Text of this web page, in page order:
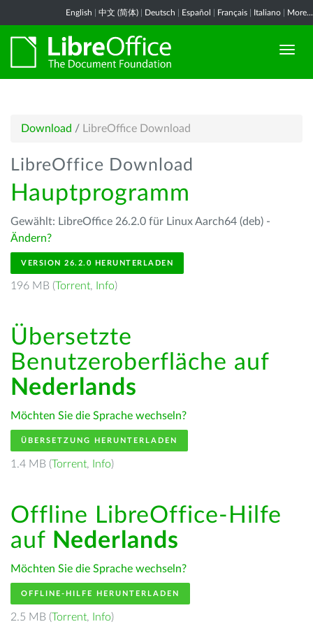
English 中文 (简体) Deutsch Español Français Italiano More...
Download / LibreOffice Download
LibreOffice Download
Hauptprogramm
Gewählt: LibreOffice 26.2.0 für Linux Aarch64 (deb) -
Ändern?
VERSION 26.2.0 HERUNTERLADEN
196 MB (Torrent, Info)
Übersetzte
Benutzeroberfläche auf
Nederlands
Möchten Sie die Sprache wechseln?
ÜBERSETZUNG HERUNTERLADEN
1.4 MB (Torrent, Info)
Offline LibreOffice-Hilfe
auf Nederlands
Möchten Sie die Sprache wechseln?
OFFLINE-HILFE HERUNTERLADEN
2.5 MB (Torrent, Info)